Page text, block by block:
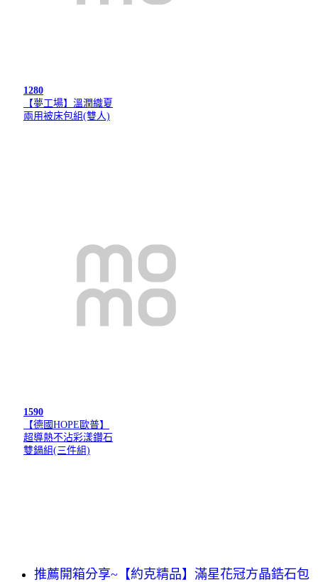
1280
【夢工場】溫潤織夏
兩用被床包組(雙人)
1590
【德國HOPE歐普】
超導熱不沾彩漾鑽石
雙鍋組(三件組)
推薦開箱分享~【約克精品】滿星花冠方晶鋯石包